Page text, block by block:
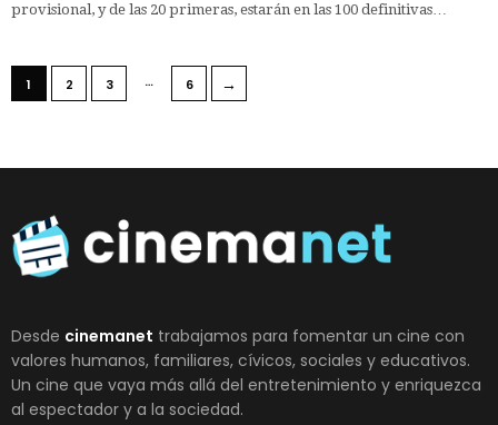
provisional, y de las 20 primeras, estarán en las 100 definitivas…
1 2 3 … 6 →
Desde cinemanet trabajamos para fomentar un cine con
valores humanos, familiares, cívicos, sociales y educativos.
Un cine que vaya más allá del entretenimiento y enriquezca
al espectador y a la sociedad.